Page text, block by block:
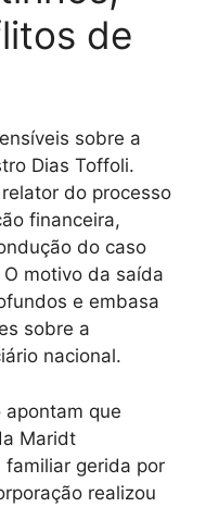
de
sobre a
Dias Toffoli.
do processo
financeira,
do caso
motivo da saída
e embasa
sobre a
nacional.
apontam que
Maridt
familiar gerida por
realizou